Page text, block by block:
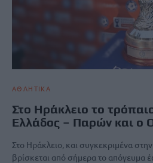
ΑΘΛΗΤΙΚΑ
Στο Ηράκλειο το
Ελλάδος – Παρών και ο
Στο Ηράκλειο, και συγκεκριμένα
βρίσκεται από σήμερα το απόγευμα